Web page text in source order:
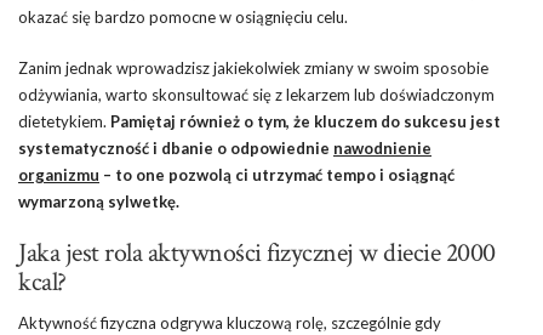
okazać się bardzo pomocne w osiągnięciu celu.
Zanim jednak wprowadzisz jakiekolwiek zmiany w swoim sposobie
odżywiania, warto skonsultować się z lekarzem lub doświadczonym
dietetykiem. Pamiętaj również o tym, że kluczem do sukcesu jest
systematyczność i dbanie o odpowiednie nawodnienie
organizmu – to one pozwolą ci utrzymać tempo i osiągnąć
wymarzoną sylwetkę.
Jaka jest rola aktywności fizycznej w diecie 2000
kcal?
Aktywność fizyczna odgrywa kluczową rolę, szczególnie gdy